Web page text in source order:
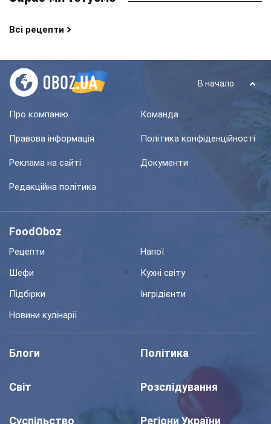
Всі рецепти
В начало
Про компанію Команда
Правова інформація Політика конфіденційності
Реклама на сайті Документи
Редакційна політика
FoodOboz
Рецепти
Напої
Шефи
Кухні світу
Підбірки
Інгрідієнти
Новини кулінарії
Блоги Політика
Світ Розслідування
Суспільство Регіони України